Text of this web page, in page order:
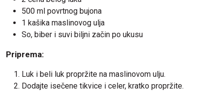
500 ml povrtnog bujona
1 kašika maslinovog ulja
So, biber i suvi biljni začin po ukusu
Priprema:
Luk i beli luk propržite na maslinovom ulju.
Dodajte isečene tikvice i celer, kratko propržite.